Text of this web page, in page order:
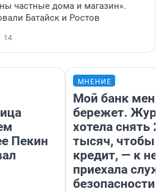
частные дома и магазин».
Батайск и Ростов
14
Пекин
МНЕНИЕ
Мой банк меня
бережет.
хотела снять
тысяч, чтобы
кредит, — к
приехала
безопасности